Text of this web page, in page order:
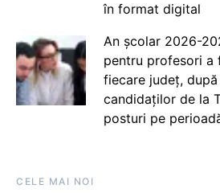
în format digital
An școlar 2026-
pentru profesori a
fiecare județ,
candidaților de la
posturi pe
CELE MAI NOI